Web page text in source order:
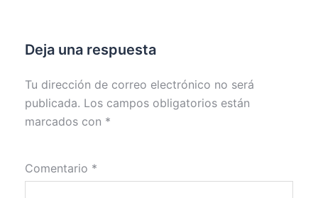
Deja una respuesta
Tu dirección de correo electrónico no será
publicada. Los campos obligatorios están
marcados con *
Comentario *